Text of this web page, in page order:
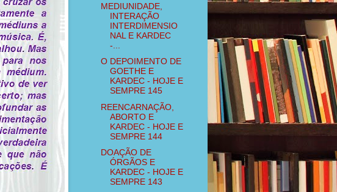
MEDIUNIDADE,
INTERAÇÃO
INTERDIMENSIO
NAL E KARDEC
-...
O DEPOIMENTO DE
GOETHE E
KARDEC - HOJE E
SEMPRE 145
REENCARNAÇÃO,
ABORTO E
KARDEC - HOJE E
SEMPRE 144
DOAÇÃO DE
ÓRGÃOS E
KARDEC - HOJE E
SEMPRE 143